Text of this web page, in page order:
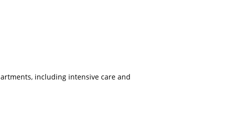
including intensive care and